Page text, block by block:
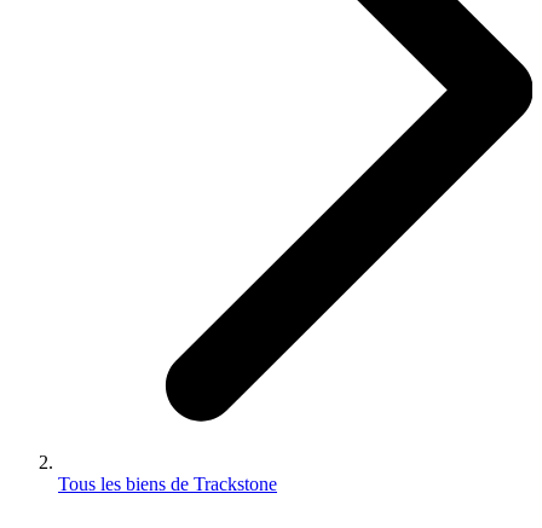
Tous les biens de Trackstone